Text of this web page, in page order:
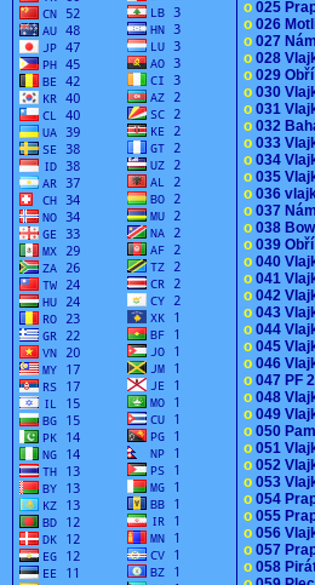
o 025
o 026
o 027
o 028
o 029
o 030
o 031
o 032
o 033
o 034
o 035
o 036
o 037
o 038
o 039
o 040
o 041
o 042
o 043
o 044
o 045
o 046
o 047 PF
o 048
o 049
o 050
o 051
o 052
o 053
o 054
o 055
o 056
o 057
o 058